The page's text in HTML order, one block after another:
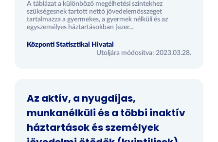
A táblázat a különböző megélhetési szintekhez
szükségesnek tartott nettó jövedelemösszeget
tartalmazza a gyermekes, a gyermek nélküli és az
egyszemélyes háztartásokban [ezer...
Központi Statisztikai Hivatal
Utoljára módosítva: 2023.03.28.
Az aktív, a nyugdíjas,
munkanélküli és a többi inaktív
háztartások és személyek